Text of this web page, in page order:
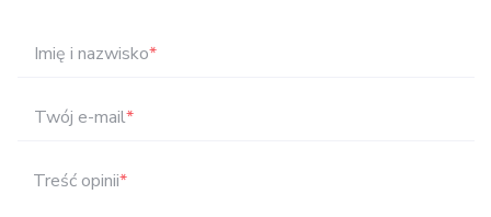
Imię i nazwisko*
Twój e-mail*
Treść opinii*